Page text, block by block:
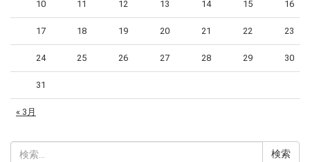
« 3月
10 11 12 13 14 15 16
17 18 19 20 21 22 23
24 25 26 27 28 29 30
31